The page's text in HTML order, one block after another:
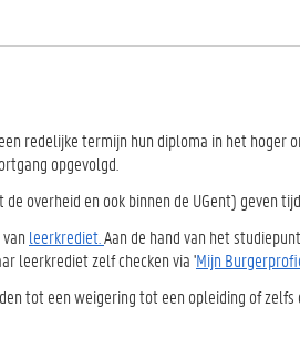
redelijke termijn hun diploma in het hoger
opgevolgd.
de overheid en ook binnen de UGent) geven
leerkrediet. Aan de hand van het
leerkrediet zelf checken via 'Mijn
tot een weigering tot een opleiding of zelfs